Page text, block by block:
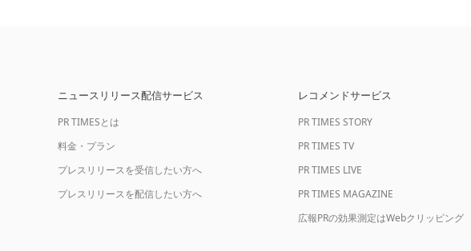
ニュースリリース配信サービス
PR TIMESとは
料金・プラン
プレスリリースを受信したい方へ
プレスリリースを配信したい方へ
レコメンドサービス
PR TIMES STORY
PR TIMES TV
PR TIMES LIVE
PR TIMES MAGAZINE
広報PRの効果測定はWebクリッピング